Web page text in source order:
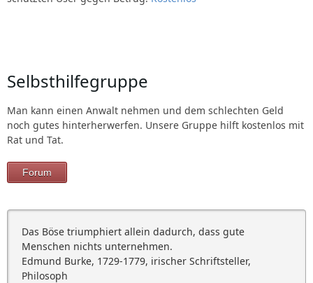
Selbsthilfegruppe
Man kann einen Anwalt nehmen und dem schlechten Geld
noch gutes hinterherwerfen. Unsere Gruppe hilft kostenlos mit
Rat und Tat.
Forum
Das Böse triumphiert allein dadurch, dass gute
Menschen nichts unternehmen.
Edmund Burke, 1729-1779, irischer Schriftsteller,
Philosoph